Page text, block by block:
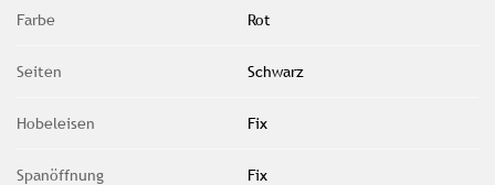
Farbe Rot
Seiten Schwarz
Hobeleisen Fix
Spanöffnung Fix